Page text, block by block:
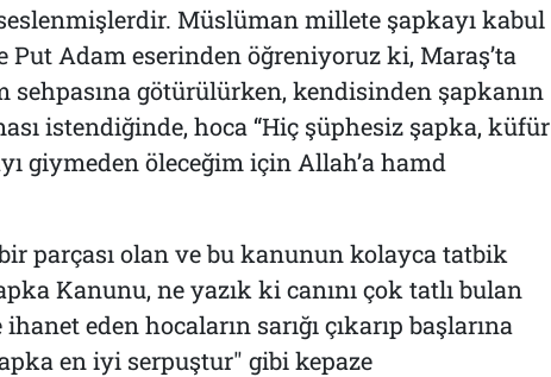
Müslüman millete şapkayı kabul
Adam eserinden öğreniyoruz ki, Maraş’ta
götürülürken, kendisinden şapkanın
istendiğinde, hoca “Hiç şüphesiz şapka, küfür
giymeden öleceğim için Allah’a hamd
parçası olan ve bu kanunun kolayca tatbik
Kanunu, ne yazık ki canını çok tatlı bulan
eden hocaların sarığı çıkarıp başlarına
en iyi serpuştur" gibi kepaze